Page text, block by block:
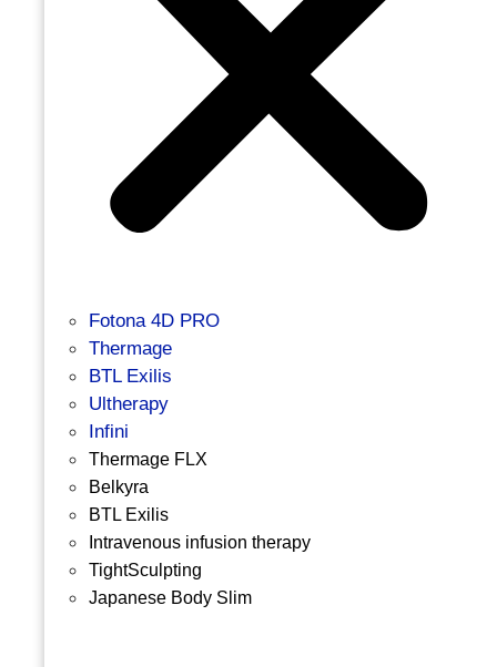
Fotona 4D PRO
Thermage
BTL Exilis
Ultherapy
Infini
Thermage FLX
Belkyra
BTL Exilis
Intravenous infusion therapy
TightSculpting
Japanese Body Slim